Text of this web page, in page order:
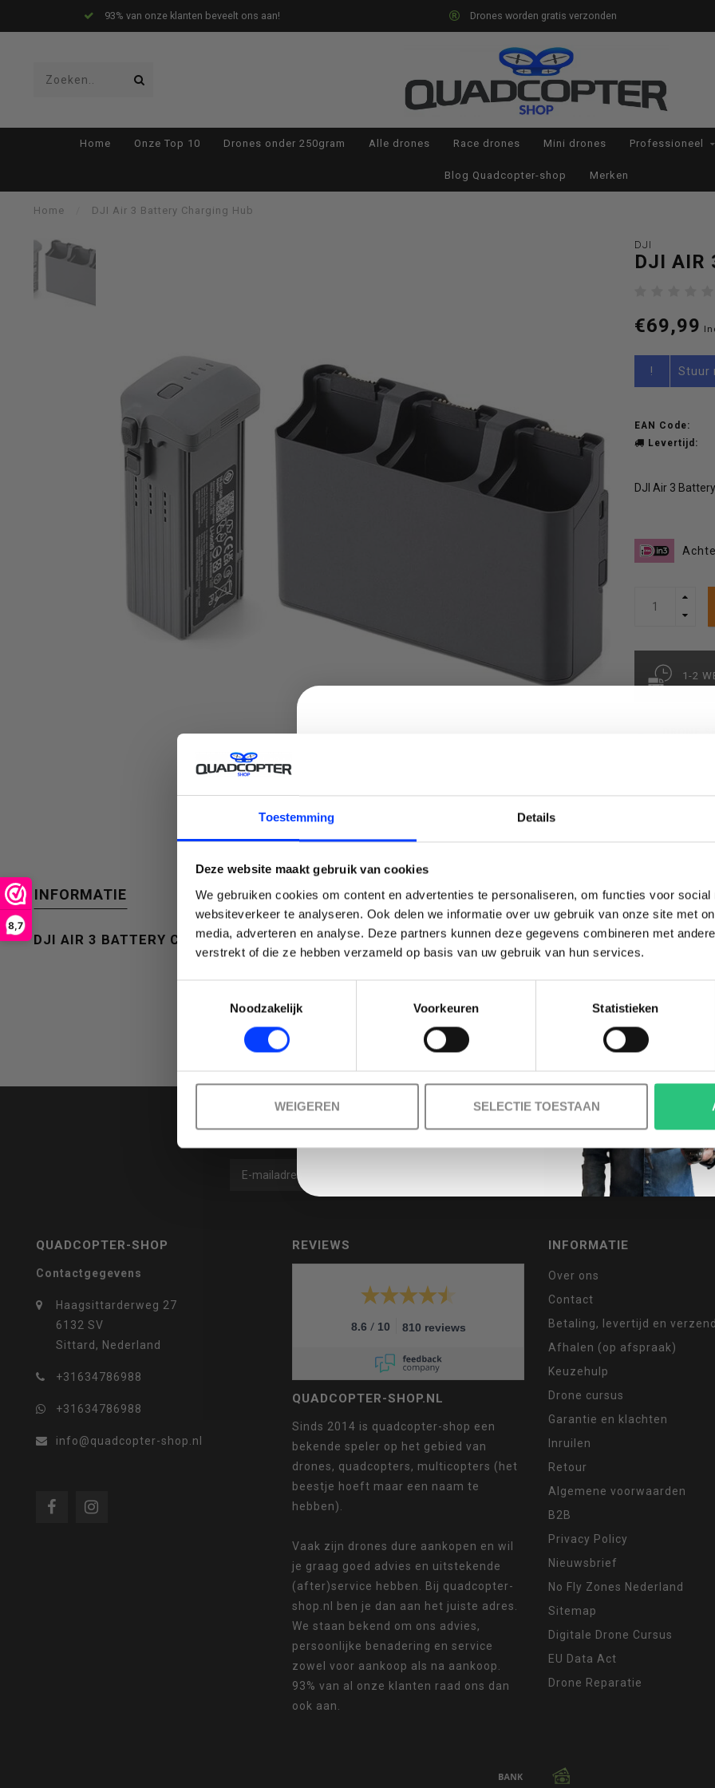
Toestemming Details
Deze website maakt gebruik van cookies
We gebruiken cookies om content en advertenties te personaliseren, om functies voor social
websiteverkeer te analyseren. Ook delen we informatie over uw gebruik van onze site met
media, adverteren en analyse. Deze partners kunnen deze gegevens combineren met
verstrekt of die ze hebben verzameld op basis van uw gebruik van hun services.
Noodzakelijk
Voorkeuren Statistieken
WEIGEREN SELECTIE TOESTAAN
8,7
93% van onze klanten beveelt ons aan! Drones worden gratis verzonden
op
beschikbaar
resultaat
selecteren.
Home Onze Top 10 Drones onder 250gram Alle drones Race drones Mini drones Professioneel
Blog Quadcopter-shop Merken
Home DJI Air 3 Battery Charging Hub
DJI
DJI AIR
€69,99
! Stuur
EAN Code:
Levertijd:
DJI Air 3
1-2
DRONE
INFORMATIE
DJI AIR 3 BATTERY CHARGING HUB
QUADCOPTER-SHOP
Contactgegevens
Haagsittarderweg 27
6132 SV
Sittard, Nederland
+31634786988
+31634786988
info@quadcopter-shop.nl
REVIEWS
8.6 / 10 810 reviews
QUADCOPTER-SHOP.NL
Sinds 2014 is quadcopter-shop een
bekende speler op het gebied van
drones, quadcopters, multicopters (het
beestje hoeft maar een naam te
hebben).
Vaak zijn drones dure aankopen en wil
je graag goed advies en uitstekende
(after)service hebben. Bij quadcopter-
shop.nl ben je dan aan het juiste adres.
We staan bekend om ons advies,
persoonlijke benadering en service
zowel voor aankoop als na aankoop.
93% van al onze klanten raad ons dan
ook aan.
INFORMATIE
Over ons
Contact
Betaling, levertijd en
Afhalen (op afspraak)
Keuzehulp
Drone cursus
Garantie en klachten
Inruilen
Retour
Algemene voorwaarden
B2B
Privacy Policy
Nieuwsbrief
No Fly Zones Nederland
Sitemap
Digitale Drone Cursus
EU Data Act
Drone Reparatie
CLAIM KORTING OP JE
BESTELLING!
Ontvang je welkomstkorting tot 15 euro.
Minimale besteding 100 euro .
Email